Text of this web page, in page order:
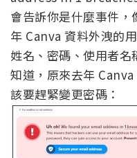
會告訴你是什麼事件
年 Canva 資料外洩的
姓名、密碼、使用者
知道，原來去年
該要趕緊變更密碼：